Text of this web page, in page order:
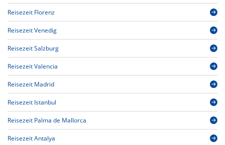
Reisezeit Florenz
Reisezeit Venedig
Reisezeit Salzburg
Reisezeit Valencia
Reisezeit Madrid
Reisezeit Istanbul
Reisezeit Palma de Mallorca
Reisezeit Antalya